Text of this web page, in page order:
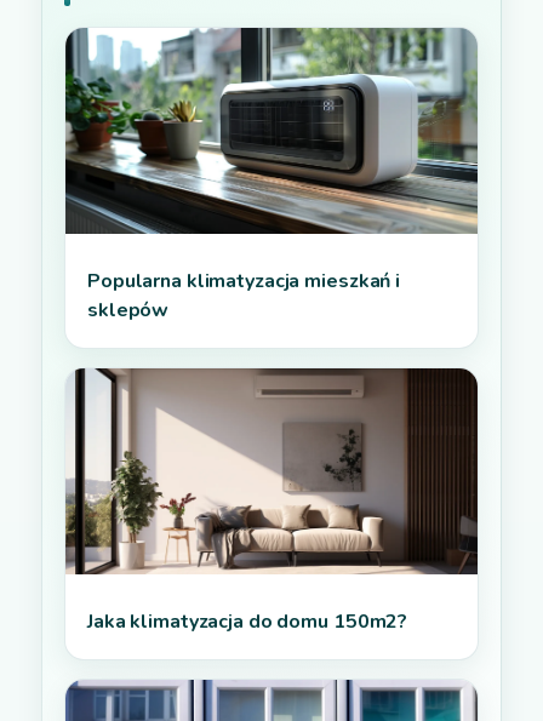
Popularna klimatyzacja mieszkań i
sklepów
Jaka klimatyzacja do domu 150m2?